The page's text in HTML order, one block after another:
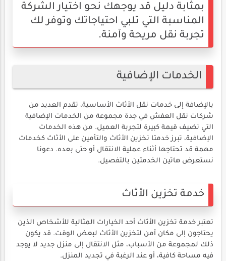
بمثابة دليل قد يوجهك نحو اختيار الشركة
المناسبة التي تلبي احتياجاتك وتوفر لك
تجربة نقل مريحة وآمنة.
الخدمات الإضافية
بالإضافة إلى خدمات نقل الأثاث الأساسية، تقدم العديد من
شركات نقل العفش في جدة مجموعة من الخدمات الإضافية
التي تضيف قيمة كبيرة لتجربة العميل. من هذه الخدمات
الإضافية، تبرز خدمتا تخزين الأثاث والتأمين على الأثاث كخدمات
مهمة قد تحتاجها أثناء عملية الانتقال أو حتى بعده. دعونا
نستعرض هاتين الخدمتين بالتفصيل.
خدمة تخزين الأثاث
تعتبر خدمة تخزين الأثاث أحد الخيارات المثالية للأشخاص الذين
يحتاجون إلى مكان آمن لتخزين الأثاث لبعض الوقت. قد يكون
ذلك لمجموعة من الأسباب، مثل الانتقال إلى منزل جديد لا يوجد
فيه مساحة كافية، أو عند الرغبة في تجديد المنزل.